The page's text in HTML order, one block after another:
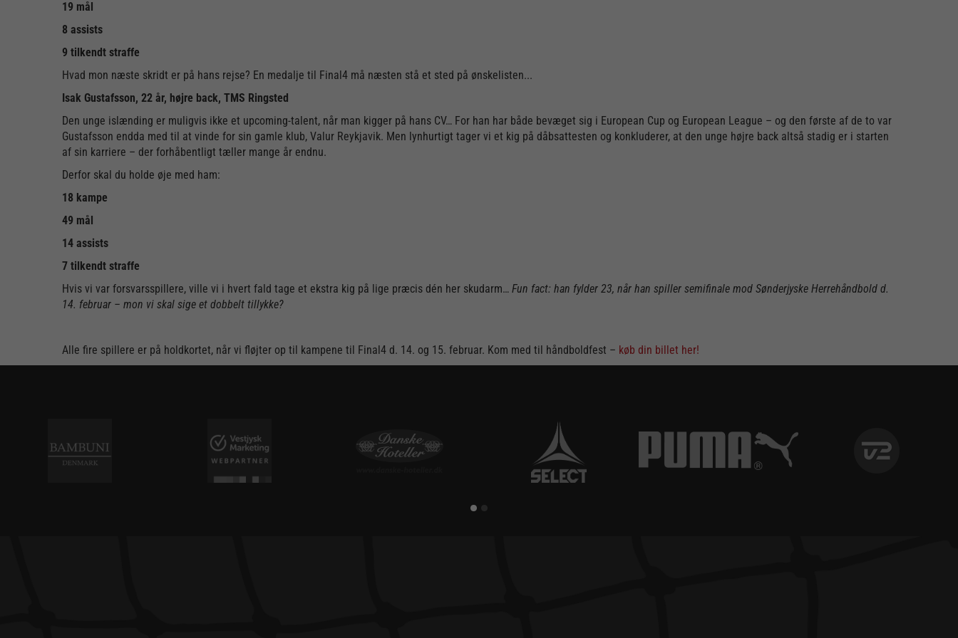
19 mål
8 assists
9 tilkendt straffe
Hvad mon næste skridt er på hans rejse? En medalje til Final4 må næsten stå et sted på ønskelisten...
Isak Gustafsson, 22 år, højre back, TMS Ringsted
Den unge islænding er muligvis ikke et upcoming-talent, når man kigger på hans CV… For han har både bevæget sig i European Cup og European League – og den første af de to var
Gustafsson endda med til at vinde for sin gamle klub, Valur Reykjavik. Men lynhurtigt tager vi et kig på dåbsattesten og konkluderer, at den unge højre back altså stadig er i starten
af sin karriere – der forhåbentligt tæller mange år endnu.
Derfor skal du holde øje med ham:
18 kampe
49 mål
14 assists
7 tilkendt straffe
Hvis vi var forsvarsspillere, ville vi i hvert fald tage et ekstra kig på lige præcis dén her skudarm… Fun fact: han fylder 23, når han spiller semifinale mod Sønderjyske Herrehåndbold d.
14. februar – mon vi skal sige et dobbelt tillykke?
Alle fire spillere er på holdkortet, når vi fløjter op til kampene til Final4 d. 14. og 15. februar. Kom med til håndboldfest – køb din billet her!